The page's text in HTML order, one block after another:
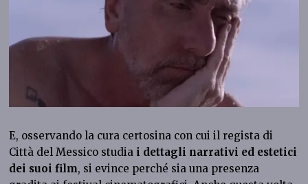
E, osservando la cura certosina con cui il regista di
Città del Messico studia i dettagli narrativi ed estetici
dei suoi film, si evince perché sia una presenza